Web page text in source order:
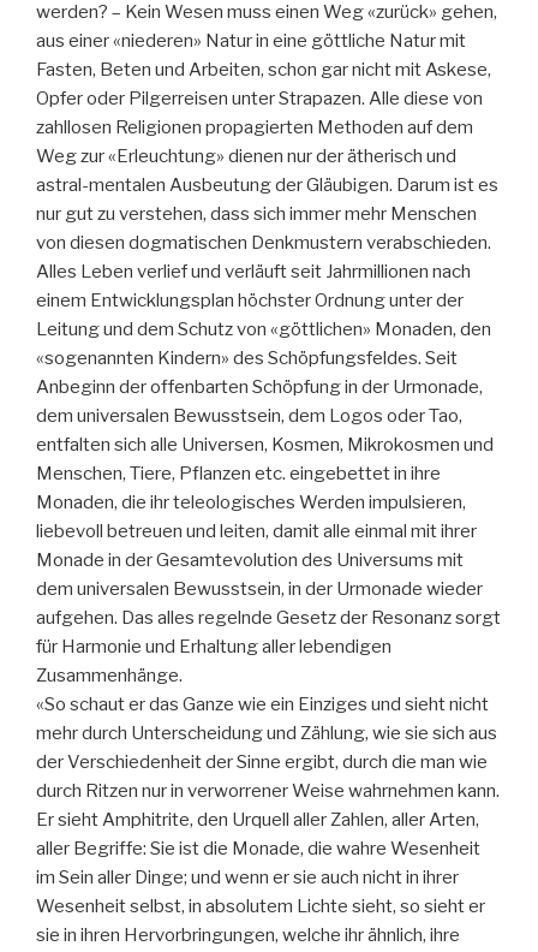
werden? – Kein Wesen muss einen Weg «zurück» gehen,
aus einer «niederen» Natur in eine göttliche Natur mit
Fasten, Beten und Arbeiten, schon gar nicht mit Askese,
Opfer oder Pilgerreisen unter Strapazen. Alle diese von
zahllosen Religionen propagierten Methoden auf dem
Weg zur «Erleuchtung» dienen nur der ätherisch und
astral-mentalen Ausbeutung der Gläubigen. Darum ist es
nur gut zu verstehen, dass sich immer mehr Menschen
von diesen dogmatischen Denkmustern verabschieden.
Alles Leben verlief und verläuft seit Jahrmillionen nach
einem Entwicklungsplan höchster Ordnung unter der
Leitung und dem Schutz von «göttlichen» Monaden, den
«sogenannten Kindern» des Schöpfungsfeldes. Seit
Anbeginn der offenbarten Schöpfung in der Urmonade,
dem universalen Bewusstsein, dem Logos oder Tao,
entfalten sich alle Universen, Kosmen, Mikrokosmen und
Menschen, Tiere, Pflanzen etc. eingebettet in ihre
Monaden, die ihr teleologisches Werden impulsieren,
liebevoll betreuen und leiten, damit alle einmal mit ihrer
Monade in der Gesamtevolution des Universums mit
dem universalen Bewusstsein, in der Urmonade wieder
aufgehen. Das alles regelnde Gesetz der Resonanz sorgt
für Harmonie und Erhaltung aller lebendigen
Zusammenhänge.
«So schaut er das Ganze wie ein Einziges und sieht nicht
mehr durch Unterscheidung und Zählung, wie sie sich aus
der Verschiedenheit der Sinne ergibt, durch die man wie
durch Ritzen nur in verworrener Weise wahrnehmen kann.
Er sieht Amphitrite, den Urquell aller Zahlen, aller Arten,
aller Begriffe: Sie ist die Monade, die wahre Wesenheit
im Sein aller Dinge; und wenn er sie auch nicht in ihrer
Wesenheit selbst, in absolutem Lichte sieht, so sieht er
sie in ihren Hervorbringungen, welche ihr ähnlich, ihre